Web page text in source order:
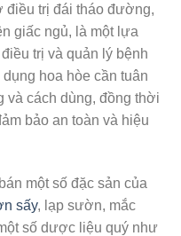
điều trị đái tháo đường,
giấc ngủ, là một lựa
trị và quản lý bệnh
hoa hòe cần tuân
cách dùng, đồng thời
bảo an toàn và hiệu
một số đặc sản của
sấy, lạp sườn, mắc
số dược liệu quý như